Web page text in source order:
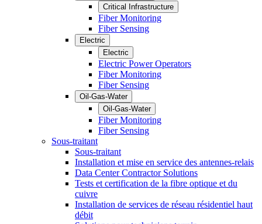
Critical Infrastructure
Fiber Monitoring
Fiber Sensing
Electric
Electric
Electric Power Operators
Fiber Monitoring
Fiber Sensing
Oil-Gas-Water
Oil-Gas-Water
Fiber Monitoring
Fiber Sensing
Sous-traitant
Sous-traitant
Installation et mise en service des antennes-relais
Data Center Contractor Solutions
Tests et certification de la fibre optique et du
cuivre
Installation de services de réseau résidentiel haut
débit